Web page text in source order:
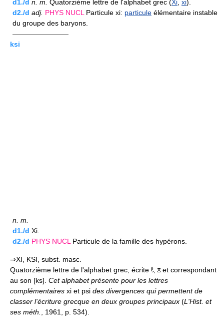
d1./d n. m. Quatorzième lettre de l'alphabet grec (Xi xi).
d2./d adj. PHYS NUCL Particule xi: particule élémentaire instable
du groupe des baryons.
————————
ksi
n. m.
d1./d Xi.
d2./d PHYS NUCL Particule de la famille des hypérons.
⇒XI, KSI, subst. masc.
Quatorzième lettre de l'alphabet grec, écrite
et correspondant
au son [ks]. Cet alphabet présente pour les lettres
complémentaires xi et psi des divergences qui permettent de
classer l'écriture grecque en deux groupes principaux (L'Hist. et
ses méth.
, 1961, p. 534).